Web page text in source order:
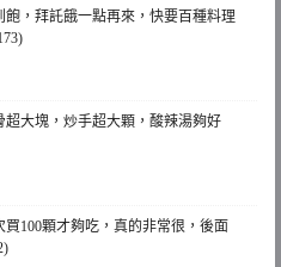
飽，拜託餓一點再來，快要百種料理
超大塊，炒手超大顆，酸辣湯夠好
100顆才夠吃，真的非常很，後面